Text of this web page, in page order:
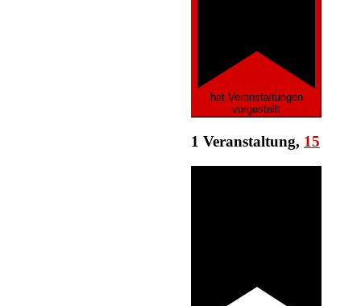
hat Veranstaltungen
vorgestellt
1 Veranstaltung, 15